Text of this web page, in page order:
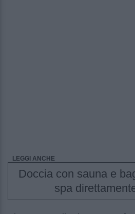
LEGGI ANCHE
Doccia con sauna e
spa